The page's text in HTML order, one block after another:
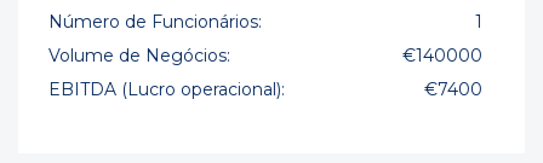
Número de Funcionários:
1
Volume de Negócios:
€140000
EBITDA (Lucro operacional):
€7400